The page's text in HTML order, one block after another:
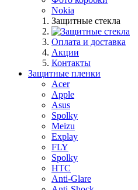
Nokia
Защитные стекла
Оплата и доставка
Акции
Контакты
Защитные пленки
Acer
Apple
Asus
Spolky
Meizu
Explay
FLY
Spolky
HTC
Anti-Glare